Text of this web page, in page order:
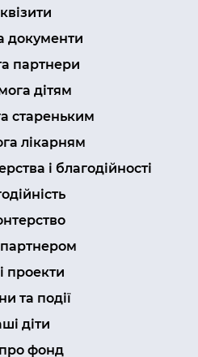
документи
партнери
дітям
стареньким
лікарням
і благодійності
проекти
та події
діти
фонд